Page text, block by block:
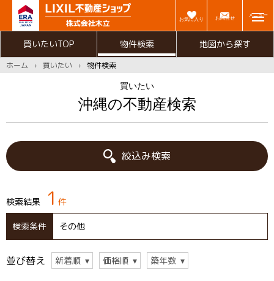
お気に入り お問合せ
メニュー
買いたいTOP 物件検索 地図から探す
ホーム 買いたい 物件検索
買いたい
沖縄の不動産検索
絞込み検索
検索結果 1 件
検索条件 その他
並び替え 新着順 価格順 築年数